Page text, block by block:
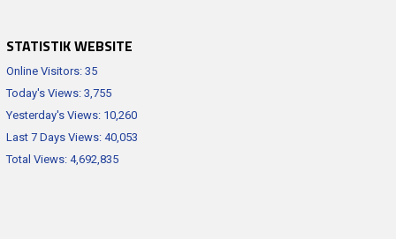
STATISTIK WEBSITE
Online Visitors: 35
Today's Views: 3,755
Yesterday's Views: 10,260
Last 7 Days Views: 40,053
Total Views: 4,692,835